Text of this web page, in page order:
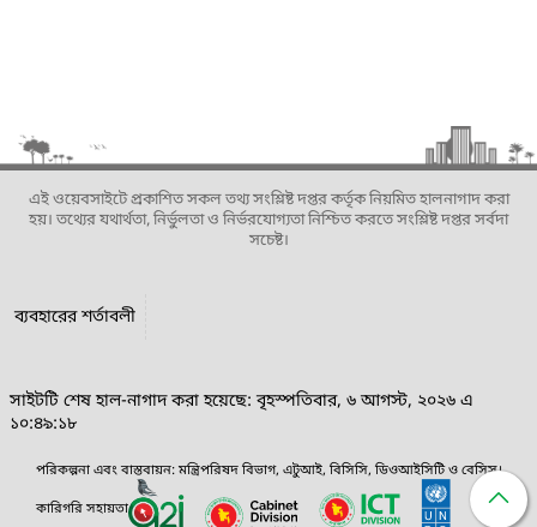
এই ওয়েবসাইটে প্রকাশিত সকল তথ্য সংশ্লিষ্ট দপ্তর কর্তৃক নিয়মিত হালনাগাদ করা
হয়। তথ্যের যথার্থতা, নির্ভুলতা ও নির্ভরযোগ্যতা নিশ্চিত করতে সংশ্লিষ্ট দপ্তর সর্বদা
সচেষ্ট।
ব্যবহারের শর্তাবলী
সাইটটি শেষ হাল-নাগাদ করা হয়েছে: বৃহস্পতিবার, ৬ আগস্ট, ২০২৬ এ
১০:৪৯:১৮
পরিকল্পনা এবং বাস্তবায়ন: মন্ত্রিপরিষদ বিভাগ, এটুআই, বিসিসি, ডিওআইসিটি ও বেসিস।
কারিগরি সহায়তা